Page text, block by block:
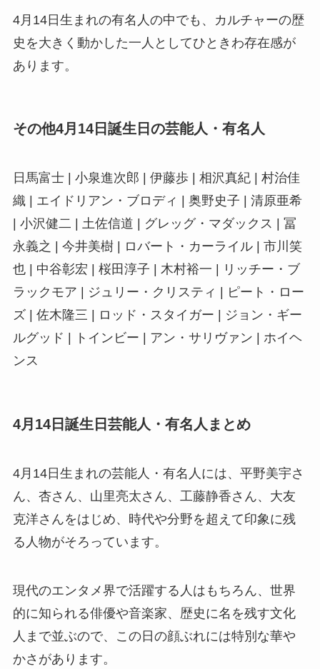
4月14日生まれの有名人の中でも、カルチャーの歴
史を大きく動かした一人としてひときわ存在感が
あります。
その他4月14日誕生日の芸能人・有名人
日馬富士 | 小泉進次郎 | 伊藤歩 | 相沢真紀 | 村治佳
織 | エイドリアン・ブロディ | 奥野史子 | 清原亜希
| 小沢健二 | 土佐信道 | グレッグ・マダックス | 冨
永義之 | 今井美樹 | ロバート・カーライル | 市川笑
也 | 中谷彰宏 | 桜田淳子 | 木村裕一 | リッチー・ブ
ラックモア | ジュリー・クリスティ | ピート・ロー
ズ | 佐木隆三 | ロッド・スタイガー | ジョン・ギー
ルグッド | トインビー | アン・サリヴァン | ホイヘ
ンス
4月14日誕生日芸能人・有名人まとめ
4月14日生まれの芸能人・有名人には、平野美宇さ
ん、杏さん、山里亮太さん、工藤静香さん、大友
克洋さんをはじめ、時代や分野を超えて印象に残
る人物がそろっています。
現代のエンタメ界で活躍する人はもちろん、世界
的に知られる俳優や音楽家、歴史に名を残す文化
人まで並ぶので、この日の顔ぶれには特別な華や
かさがあります。